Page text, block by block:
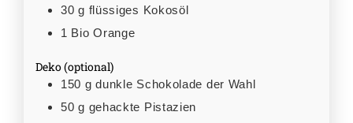
30 g flüssiges Kokosöl
1 Bio Orange
Deko (optional)
150 g dunkle Schokolade der Wahl
50 g gehackte Pistazien